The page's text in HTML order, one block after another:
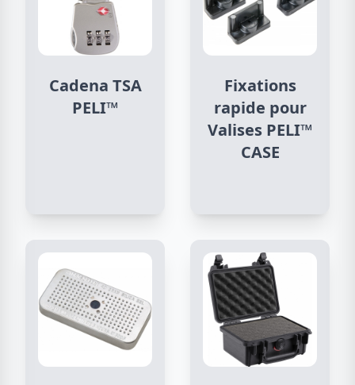
Cadena TSA
PELI™
Fixations
rapide pour
Valises PELI™
CASE